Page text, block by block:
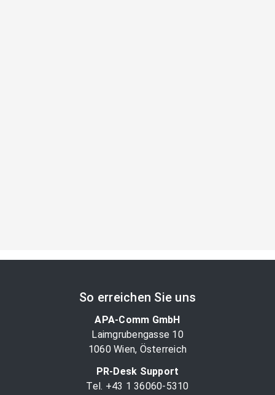
So erreichen Sie uns
APA-Comm GmbH
Laimgrubengasse 10
1060 Wien, Österreich
PR-Desk Support
Tel. +43 1 36060-5310